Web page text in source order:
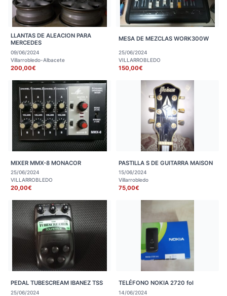
LLANTAS DE ALEACION PARA
MERCEDES
09/06/2024
Villarrobledo-Albacete
200,00€
MESA DE MEZCLAS WORK300W
25/06/2024
VILLARROBLEDO
150,00€
MIXER MMX-8 MONACOR
25/06/2024
VILLARROBLEDO
20,00€
PASTILLA S DE GUITARRA MAISON
15/06/2024
Villarrobledo
75,00€
PEDAL TUBESCREAM IBANEZ TSS
25/06/2024
TELÉFONO NOKIA 2720 fol
14/06/2024